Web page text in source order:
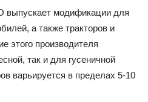
модификации для
а также тракторов и
этого производителя
так и для гусеничной
варьируется в пределах 5-10